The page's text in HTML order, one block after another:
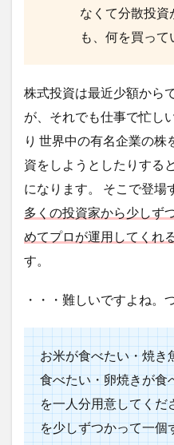
なくて分散投資
も、何を買って
株式投資は最近少額から
が、それでも仕事で忙し
り 世界中の有名企業の株
資をしようとしたりすると
になります。
そこで登場
多くの投資家から少しず
めてプロが運用してくれ
す。
・・・難しいですよね。
お米が食べたい・焼き
食べたい・卵焼きが食
を一人分用意してくだ
を少しずつかって一個